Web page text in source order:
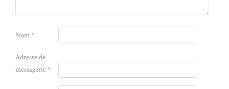
Nom*
Adresse de
messagerie*